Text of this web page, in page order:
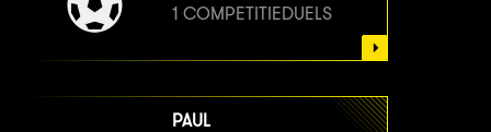
1 COMPETITIEDUELS
PAUL